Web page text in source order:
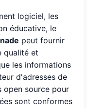
logiciel, les
éducative, le
peut fournir
qualité et
les informations
d'adresses de
open source pour
sont conformes